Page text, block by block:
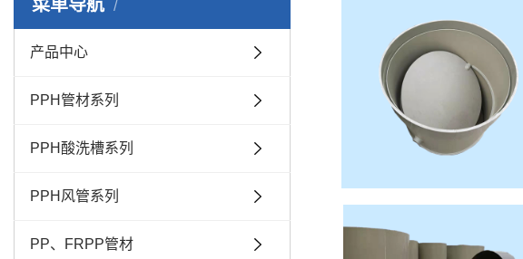
菜单导航
产品中心
PPH管材系列
PPH酸洗槽系列
PPH风管系列
PP、FRPP管材